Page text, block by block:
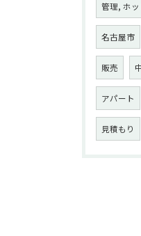
管理, ホ
名古屋市
販売
アパート
見積もり